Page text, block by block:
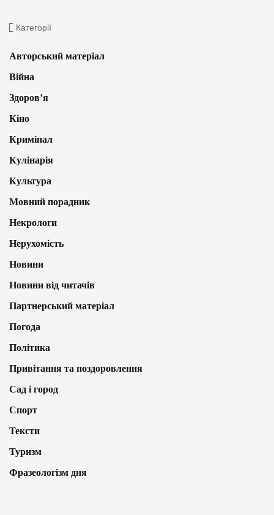
Категорії
Авторський матеріал
Війна
Здоров’я
Кіно
Кримінал
Кулінарія
Культура
Мовний порадник
Некрологи
Нерухомість
Новини
Новини від читачів
Партнерський матеріал
Погода
Політика
Привітання та поздоровлення
Сад і город
Спорт
Тексти
Туризм
Фразеологізм дня